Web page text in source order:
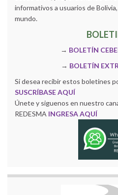
informativos a usuarios de
mundo.
→ BOLETÍN
→ BOLETÍN
Si desea recibir estos boletines
SUSCRÍBASE AQUÍ
Únete y siguenos en nuestro
REDESMA INGRESA AQUÍ